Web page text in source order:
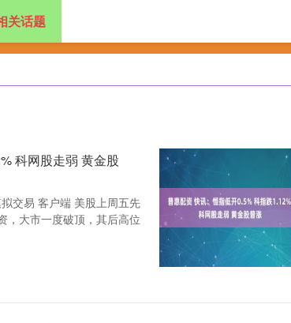
资网站
关话题
科网股走弱 黄金股
交易 客户端 美股上周五先
，大市一度破顶，其后高位